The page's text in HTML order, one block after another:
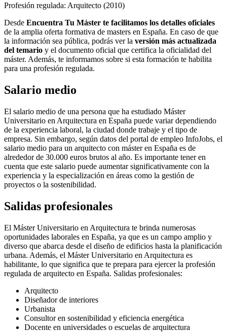
Profesión regulada: Arquitecto (2010)
Desde Encuentra Tu Máster te facilitamos los detalles oficiales
de la amplia oferta formativa de masters en España. En caso de que
la información sea pública, podrás ver la versión más actualizada
del temario y el documento oficial que certifica la oficialidad del
máster. Además, te informamos sobre si esta formación te habilita
para una profesión regulada.
Salario medio
El salario medio de una persona que ha estudiado Máster
Universitario en Arquitectura en España puede variar dependiendo
de la experiencia laboral, la ciudad donde trabaje y el tipo de
empresa. Sin embargo, según datos del portal de empleo InfoJobs, el
salario medio para un arquitecto con máster en España es de
alrededor de 30.000 euros brutos al año. Es importante tener en
cuenta que este salario puede aumentar significativamente con la
experiencia y la especialización en áreas como la gestión de
proyectos o la sostenibilidad.
Salidas profesionales
El Máster Universitario en Arquitectura te brinda numerosas
oportunidades laborales en España, ya que es un campo amplio y
diverso que abarca desde el diseño de edificios hasta la planificación
urbana. Además, el Máster Universitario en Arquitectura es
habilitante, lo que significa que te prepara para ejercer la profesión
regulada de arquitecto en España. Salidas profesionales:
Arquitecto
Diseñador de interiores
Urbanista
Consultor en sostenibilidad y eficiencia energética
Docente en universidades o escuelas de arquitectura